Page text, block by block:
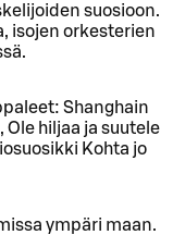
suosioon.
isojen orkesterien
Shanghain
Ole hiljaa ja suutele
Kohta jo
ympäri maan.